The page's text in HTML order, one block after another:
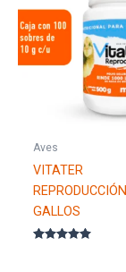
Aves
VITATER
REPRODUCCIÓN
GALLOS